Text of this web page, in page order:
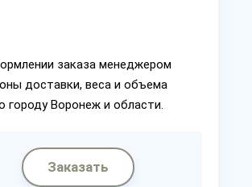
заказа менеджером
доставки, веса и объема
городу Воронеж и области.
Заказать